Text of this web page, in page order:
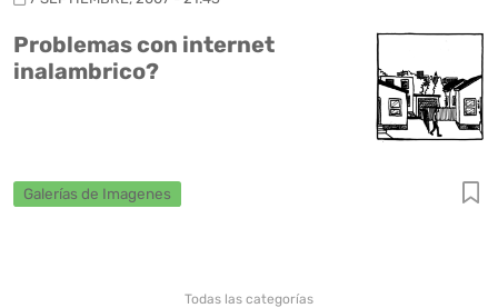
Problemas con internet
inalambrico?
Galerías de Imagenes
Todas las categorías